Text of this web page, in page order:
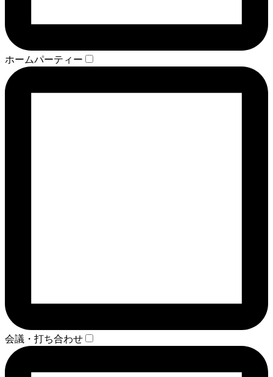
ホームパーティー
会議・打ち合わせ